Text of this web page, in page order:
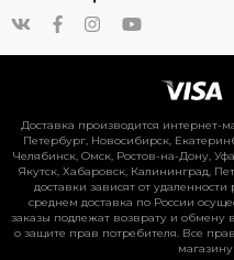
Доставка производится интернет-
Петербург, Новосибирск,
Челябинск, Омск, Ростов-на-Дону,
Якутск, Хабаровск, Калининград,
доставки зависят от
среднем доставка по России
заказы подлежат возврату и обмену
о защите прав потребителя. Все